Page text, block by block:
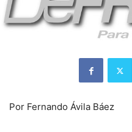
Por Fernando Ávila Báez